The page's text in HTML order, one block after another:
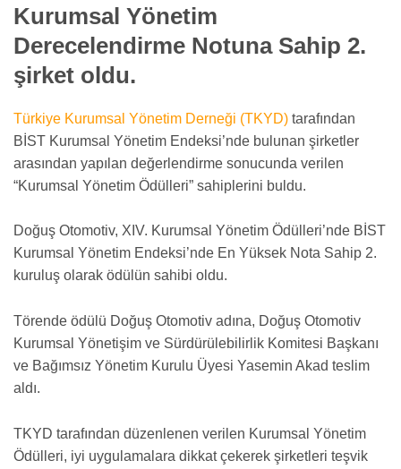
Kurumsal Yönetim
Derecelendirme Notuna Sahip 2.
şirket oldu.
Türkiye Kurumsal Yönetim Derneği (TKYD) tarafından
BİST Kurumsal Yönetim Endeksi’nde bulunan şirketler
arasından yapılan değerlendirme sonucunda verilen
“Kurumsal Yönetim Ödülleri” sahiplerini buldu.
Doğuş Otomotiv, XIV. Kurumsal Yönetim Ödülleri’nde BİST
Kurumsal Yönetim Endeksi’nde En Yüksek Nota Sahip 2.
kuruluş olarak ödülün sahibi oldu.
Törende ödülü Doğuş Otomotiv adına, Doğuş Otomotiv
Kurumsal Yönetişim ve Sürdürülebilirlik Komitesi Başkanı
ve Bağımsız Yönetim Kurulu Üyesi Yasemin Akad teslim
aldı.
TKYD tarafından düzenlenen verilen Kurumsal Yönetim
Ödülleri, iyi uygulamalara dikkat çekerek şirketleri teşvik